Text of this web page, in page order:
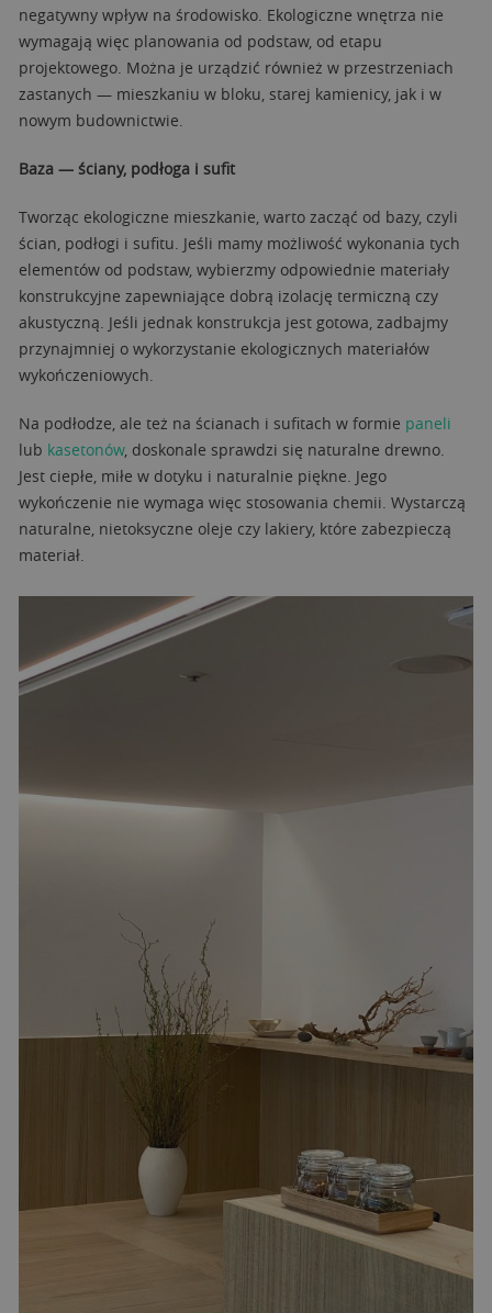
negatywny wpływ na środowisko. Ekologiczne wnętrza nie
wymagają więc planowania od podstaw, od etapu
projektowego. Można je urządzić również w przestrzeniach
zastanych — mieszkaniu w bloku, starej kamienicy, jak i w
nowym budownictwie.
Baza — ściany, podłoga i sufit
Tworząc ekologiczne mieszkanie, warto zacząć od bazy, czyli
ścian, podłogi i sufitu. Jeśli mamy możliwość wykonania tych
elementów od podstaw, wybierzmy odpowiednie materiały
konstrukcyjne zapewniające dobrą izolację termiczną czy
akustyczną. Jeśli jednak konstrukcja jest gotowa, zadbajmy
przynajmniej o wykorzystanie ekologicznych materiałów
wykończeniowych.
Na podłodze, ale też na ścianach i sufitach w formie paneli
lub kasetonów, doskonale sprawdzi się naturalne drewno.
Jest ciepłe, miłe w dotyku i naturalnie piękne. Jego
wykończenie nie wymaga więc stosowania chemii. Wystarczą
naturalne, nietoksyczne oleje czy lakiery, które zabezpieczą
materiał.